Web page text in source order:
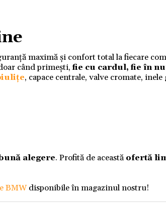
maximă și confort total la fiecare
când primești,fie cu cardul, fie în
, capace centrale, valve cromate,
alegere. Profită de această ofertă
BMWdisponibile în magazinul nostru!